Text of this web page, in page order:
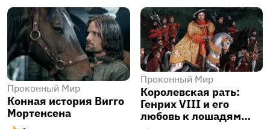
Проконный Мир
Конная история Вигго
Мортенсена
Проконный Мир
Королевская рать:
Генрих VIII и его
любовь к лошадям…